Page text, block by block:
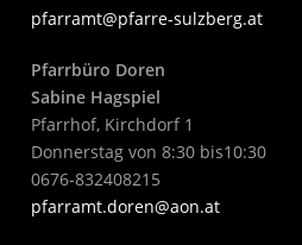
pfarramt@pfarre-sulzberg.at
Pfarrbüro Doren
Sabine Hagspiel
Pfarrhof, Kirchdorf 1
Donnerstag von 8:30 bis10:30
0676-832408215
pfarramt.doren@aon.at